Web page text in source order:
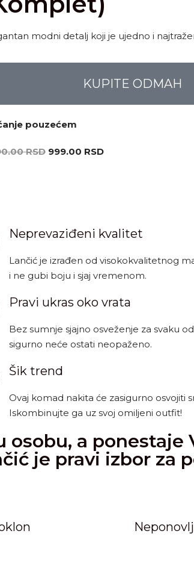
modni detalj koji je ujedno i
KUPITE ODMAH
pouzećem
RSD 999.00 RSD
Neprevaziđeni kvalitet
Lančić je izrađen od visokokvalitetnog
i ne gubi boju i sjaj vremenom.
Pravi ukras oko vrata
Bez sumnje sjajno osveženje za svaku
sigurno neće ostati neopaženo.
Šik trend
Ovaj komad nakita će zasigurno osvojiti
Iskombinujte ga uz svoj omiljeni outfit!
a ponestaje
je pravi izbor za